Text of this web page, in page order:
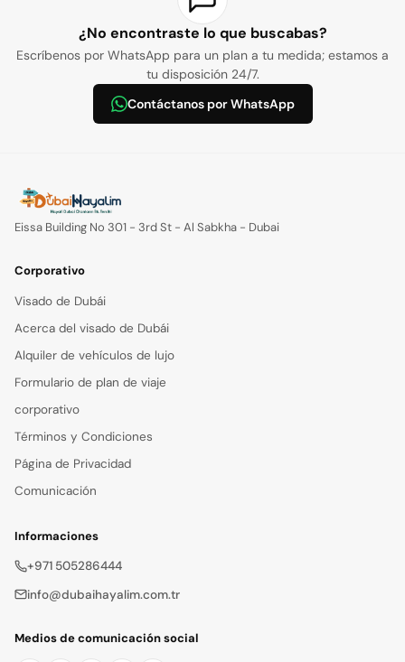
¿No encontraste lo que buscabas?
Escríbenos por WhatsApp para un plan a tu medida; estamos a
tu disposición 24/7.
Contáctanos por WhatsApp
Eissa Building No 301 - 3rd St - Al Sabkha - Dubai
Corporativo
Visado de Dubái
Acerca del visado de Dubái
Alquiler de vehículos de lujo
Formulario de plan de viaje
corporativo
Términos y Condiciones
Página de Privacidad
Comunicación
Informaciones
+971 505286444
info@dubaihayalim.com.tr
Medios de comunicación social